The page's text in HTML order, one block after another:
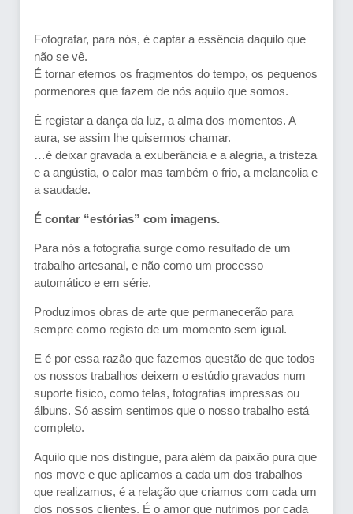
Fotografar, para nós, é captar a essência daquilo que
não se vê.
É tornar eternos os fragmentos do tempo, os pequenos
pormenores que fazem de nós aquilo que somos.
É registar a dança da luz, a alma dos momentos. A
aura, se assim lhe quisermos chamar.
…é deixar gravada a exuberância e a alegria, a tristeza
e a angústia, o calor mas também o frio, a melancolia e
a saudade.
É contar “estórias” com imagens.
Para nós a fotografia surge como resultado de um
trabalho artesanal, e não como um processo
automático e em série.
Produzimos obras de arte que permanecerão para
sempre como registo de um momento sem igual.
E é por essa razão que fazemos questão de que todos
os nossos trabalhos deixem o estúdio gravados num
suporte físico, como telas, fotografias impressas ou
álbuns. Só assim sentimos que o nosso trabalho está
completo.
Aquilo que nos distingue, para além da paixão pura que
nos move e que aplicamos a cada um dos trabalhos
que realizamos, é a relação que criamos com cada um
dos nossos clientes. É o amor que nutrimos por cada